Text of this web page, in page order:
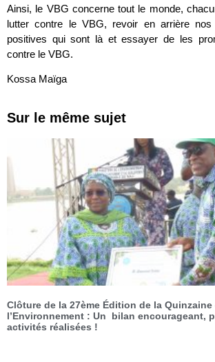
Ainsi, le VBG concerne tout le monde,
lutter contre le VBG, revoir en arrière nos
positives qui sont là et essayer de les
contre le VBG.
Kossa Maïga
Sur le même sujet
Clôture de la 27ème Édition de la Quinzaine
l’Environnement : Un bilan encourageant,
activités réalisées !